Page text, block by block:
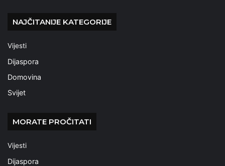
NAJČITANIJE KATEGORIJE
Vijesti
Dijaspora
Domovina
Svijet
MORATE PROČITATI
Vijesti
Dijaspora